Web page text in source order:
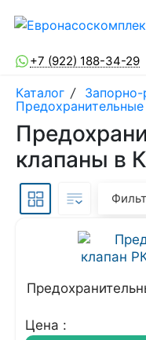
+7 (922) 188-34-29
Каталог /
клапаны в
Цена :